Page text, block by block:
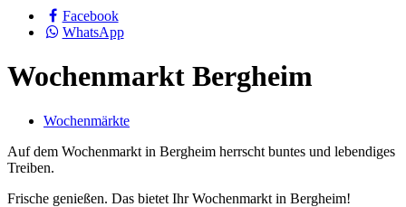
Facebook
WhatsApp
Wochenmarkt Bergheim
Wochenmärkte
Auf dem Wochenmarkt in Bergheim herrscht buntes und lebendiges
Treiben.
Frische genießen. Das bietet Ihr Wochenmarkt in Bergheim!